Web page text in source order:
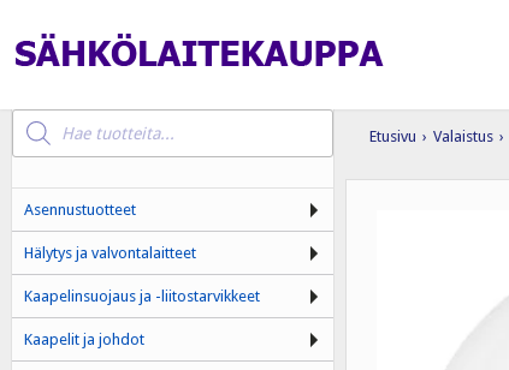
Etusivu › Valaistus ›
Products
search
Asennustuotteet
Hälytys ja valvontalaitteet
Kaapelinsuojaus ja -liitostarvikkeet
Kaapelit ja johdot